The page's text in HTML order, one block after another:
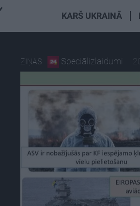
KARŠ UKRAINĀ
ZIŅAS Speciālizlaidumi